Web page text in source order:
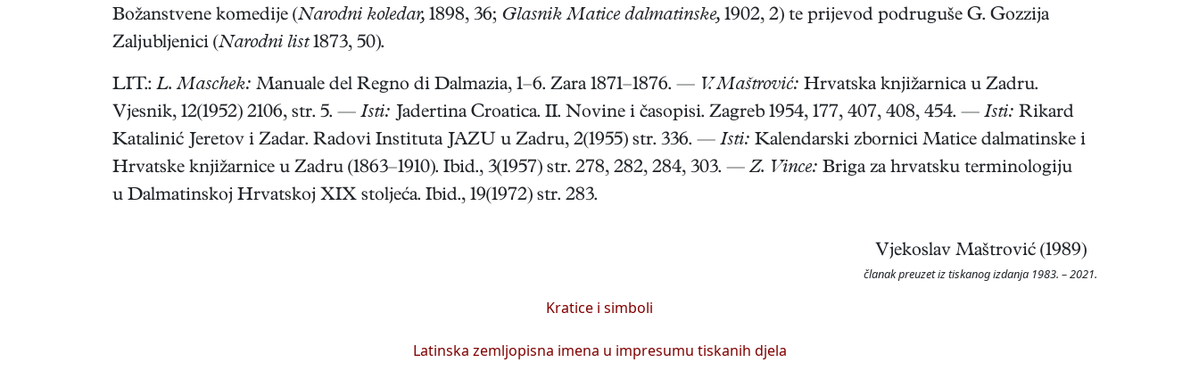
Božanstvene komedije (Narodni koledar, 1898, 36; Glasnik Matice dalmatinske, 1902, 2) te prijevod podruguše G. Gozzija
Zaljubljenici (Narodni list1873, 50).
LIT.: L. Maschek: Manuale del Regno di Dalmazia, 1–6. Zara 1871–1876. — V. Maštrović: Hrvatska knjižarnica u Zadru.
Vjesnik, 12(1952) 2106, str. 5. — Isti: Jadertina Croatica. II. Novine i časopisi. Zagreb 1954, 177, 407, 408, 454. — Isti: Rikard
Katalinić Jeretov i Zadar. Radovi Instituta JAZU u Zadru, 2(1955) str. 336. — Isti: Kalendarski zbornici Matice dalmatinske i
Hrvatske knjižarnice u Zadru (1863–1910). Ibid., 3(1957) str. 278, 282, 284, 303. —Z. Vince: Briga za hrvatsku terminologiju
u Dalmatinskoj Hrvatskoj XIX stoljeća. Ibid., 19(1972) str. 283.
Vjekoslav Maštrović (1989)
članak preuzet iz tiskanog izdanja 1983. – 2021.
Kratice i simboli
Latinska zemljopisna imena u impresumu tiskanih djela